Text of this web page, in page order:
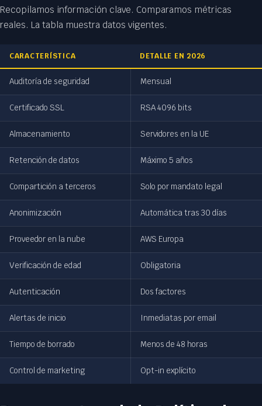
Recopilamos información clave. Comparamos métricas
reales. La tabla muestra datos vigentes.
CARACTERÍSTICA DETALLE EN 2026
Auditoría de seguridad Mensual
Certificado SSL RSA 4096 bits
Almacenamiento Servidores en la UE
Retención de datos Máximo 5 años
Compartición a terceros Solo por mandato legal
Anonimización Automática tras 30 días
Proveedor en la nube AWS Europa
Verificación de edad Obligatoria
Autenticación Dos factores
Alertas de inicio Inmediatas por email
Tiempo de borrado Menos de 48 horas
Control de marketing Opt-in explícito